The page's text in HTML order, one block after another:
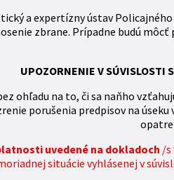
a expertízny ústav
zbrane. Prípadne budú
UPOZORNENIE V SÚVISLOSTI
ohľadu na to, či sa naňho
porušenia predpisov na
uvedené na dokladoch /s
situácie vyhlásenej v